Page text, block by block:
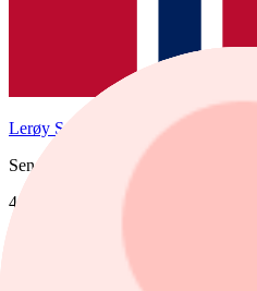
Lerøy Seafood Group
Senast
41,58